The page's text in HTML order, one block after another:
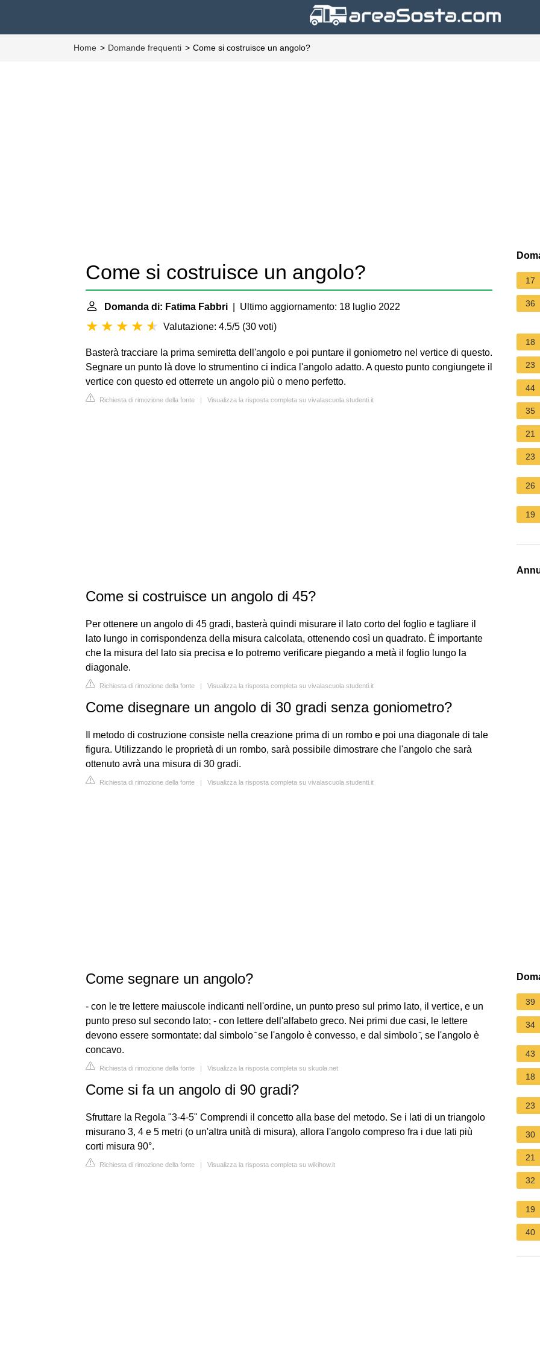
Home Domande frequenti Come si costruisce un angolo?
Come si costruisce un angolo?
Domanda di: Fatima Fabbri | Ultimo aggiornamento: 18 luglio 2022
Valutazione: 4.5/5 (30 voti)
Basterà tracciare la prima semiretta dell'angolo e poi puntare il goniometro nel vertice di questo.
Segnare un punto là dove lo strumentino ci indica l'angolo adatto. A questo punto congiungete il
vertice con questo ed otterrete un angolo più o meno perfetto.
Richiesta di rimozione della fonte | Visualizza la risposta completa su vivalascuola.studenti.it
Come si costruisce un angolo di 45?
Per ottenere un angolo di 45 gradi, basterà quindi misurare il lato corto del foglio e tagliare il
lato lungo in corrispondenza della misura calcolata, ottenendo così un quadrato. È importante
che la misura del lato sia precisa e lo potremo verificare piegando a metà il foglio lungo la
diagonale.
Richiesta di rimozione della fonte | Visualizza la risposta completa su vivalascuola.studenti.it
Come disegnare un angolo di 30 gradi senza goniometro?
Il metodo di costruzione consiste nella creazione prima di un rombo e poi una diagonale di tale
figura. Utilizzando le proprietà di un rombo, sarà possibile dimostrare che l'angolo che sarà
ottenuto avrà una misura di 30 gradi.
Richiesta di rimozione della fonte | Visualizza la risposta completa su vivalascuola.studenti.it
Come segnare un angolo?
- con le tre lettere maiuscole indicanti nell'ordine, un punto preso sul primo lato, il vertice, e un
punto preso sul secondo lato; - con lettere dell'alfabeto greco. Nei primi due casi, le lettere
devono essere sormontate: dal simbolo ̂ se l'angolo è convesso, e dal simbolo ̌, se l'angolo è
concavo.
Richiesta di rimozione della fonte | Visualizza la risposta completa su skuola.net
Come si fa un angolo di 90 gradi?
Sfruttare la Regola "3-4-5" Comprendi il concetto alla base del metodo. Se i lati di un triangolo
misurano 3, 4 e 5 metri (o un'altra unità di misura), allora l'angolo compreso fra i due lati più
corti misura 90°.
Richiesta di rimozione della fonte | Visualizza la risposta completa su wikihow.it
17
36
18
23
44
35
21
23
26
19
39
34
43
18
23
30
21
32
19
40